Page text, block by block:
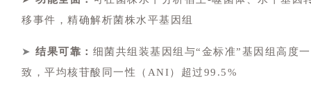
移事件，精确解析菌株水平基因组
➤ 结果可靠： 细菌共组装基因组与“金标准”基因组高度一
致，平均核苷酸同一性（ANI）超过99.5%